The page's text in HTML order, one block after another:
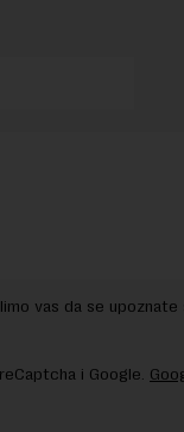
vas da se upoznate
i Google.